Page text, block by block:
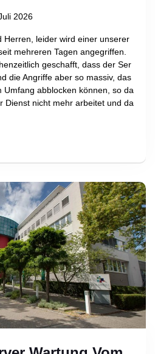
2026
Herren, leider wird einer unserer
mehreren Tagen angegriffen.
geschafft, dass der Ser
die Angriffe aber so massiv, das
Umfang abblocken können, so da
Dienst nicht mehr arbeitet und da